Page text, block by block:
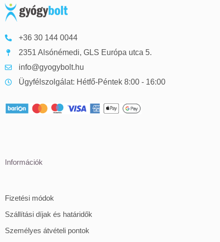
+36 30 144 0044
2351 Alsónémedi, GLS Európa utca 5.
info@gyogybolt.hu
Ügyfélszolgálat: Hétfő-Péntek 8:00 - 16:00
Információk
Fizetési módok
Szállítási díjak és határidők
Személyes átvételi pontok